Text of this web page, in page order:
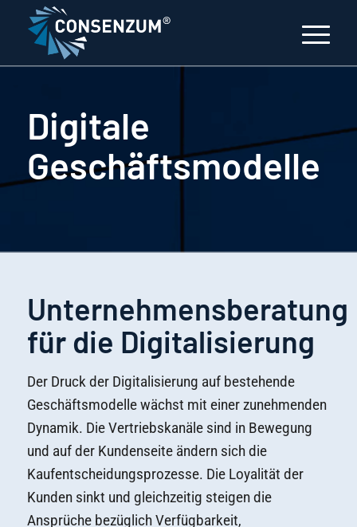
Digitale
Geschäftsmodelle
Unternehmensberatung
für die Digitalisierung
Der Druck der Digitalisierung auf bestehende
Geschäftsmodelle wächst mit einer zunehmenden
Dynamik. Die Vertriebskanäle sind in Bewegung
und auf der Kundenseite ändern sich die
Kaufentscheidungsprozesse. Die Loyalität der
Kunden sinkt und gleichzeitig steigen die
Ansprüche bezüglich Verfügbarkeit,